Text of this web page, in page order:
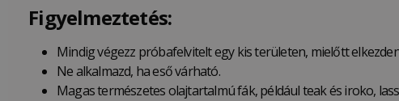
Figyelmeztetés:
Mindig végezz próbafelvitelt egy kis területen, mielőtt
Ne alkalmazd, ha eső várható.
Magas természetes olajtartalmú fák, például teak és iroko,